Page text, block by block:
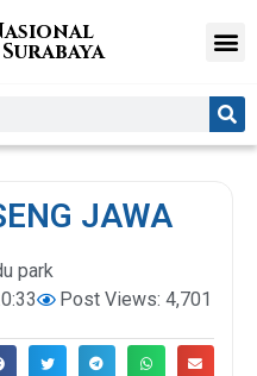
JAWA
park
Post Views: 4,701